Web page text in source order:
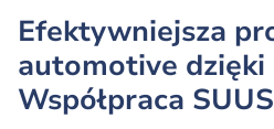
Efektywniejsza
automotive
Współpraca